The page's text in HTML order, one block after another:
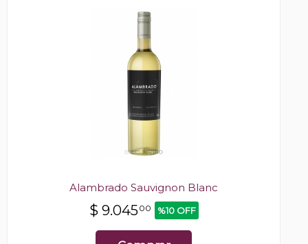
Alambrado Sauvignon Blanc
$ 9.04500 %10 OFF